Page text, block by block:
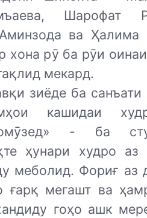
Шарофат
ва Ҳалима
хона рӯ ба рӯи
мекард.
зиёде ба санъати
кашидаи
- ба
ҳунари худро аз
меболид. Фориғ аз
ғарқ мегашт ва
гоҳо ашк